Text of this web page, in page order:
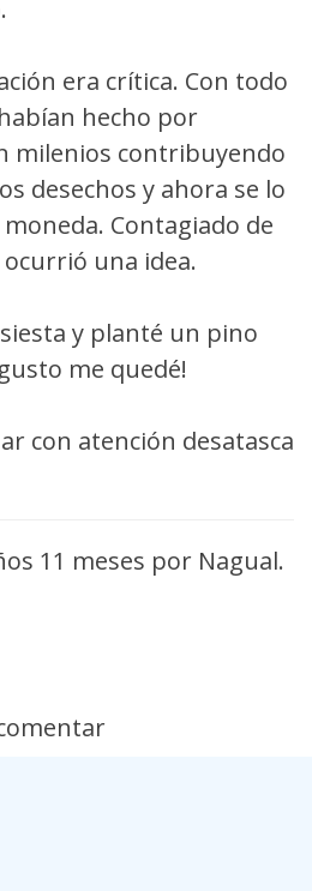
era crítica. Con todo
hecho por
milenios contribuyendo
desechos y ahora se lo
Contagiado de
una idea.
y planté un pino
me quedé!
con atención desatasca
11 meses por Nagual.